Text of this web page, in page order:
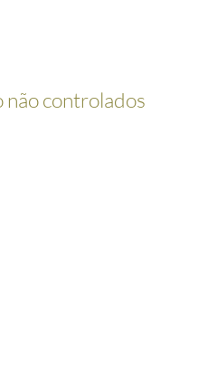
não controlados